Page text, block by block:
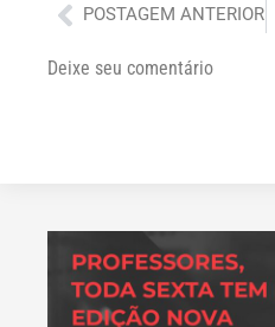
Anterior
POSTAGEM ANTERIOR
Deixe seu comentário